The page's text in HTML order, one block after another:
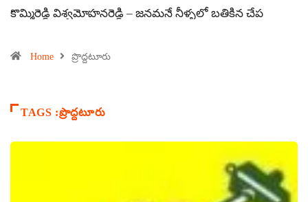
కొమ్మిరెడ్డి విశ్వమోహనరెడ్డి – జనమనే నీళ్ళలో బతికిన చేప
Home ప్రొద్దటూరు
TAGS :ప్రొద్దటూరు